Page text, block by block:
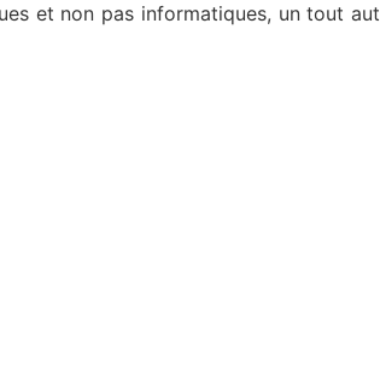
et non pas informatiques, un tout